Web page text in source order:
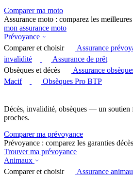
Comparer ma moto
Assurance moto : comparez les
mon assurance moto
Prévoyance
Comparer et choisir
Assurance
invalidité
Assurance de prêt
Obsèques et décès
Assurance
Macif
Obsèques Pro BTP
Décès, invalidité, obsèques — un soutien
proches.
Comparer ma prévoyance
Prévoyance : comparez les garanties
Trouver ma prévoyance
Animaux
Comparer et choisir
Assurance